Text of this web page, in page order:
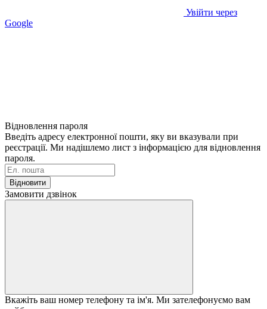
Увійти через
Google
Відновлення пароля
Введіть адресу електронної пошти, яку ви вказували при
реєстрації. Ми надішлемо лист з інформацією для відновлення
пароля.
Відновити
Замовити дзвінок
Вкажіть ваш номер телефону та ім'я. Ми зателефонуємо вам